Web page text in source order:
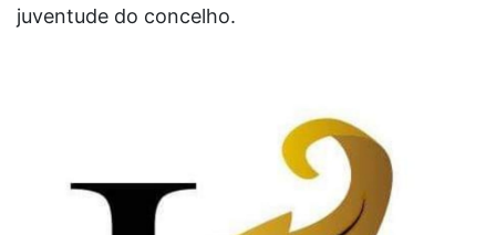
juventude do concelho.